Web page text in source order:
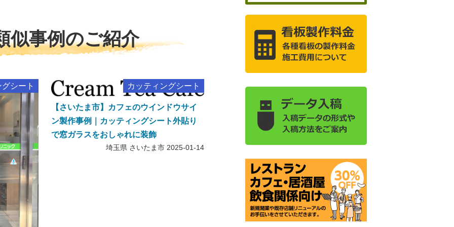
似事例のご紹介
シート カッティングシート
【さいたま市】カフェのウインドウサイ
ン製作事例｜カッティングシート外貼り
で窓ガラスをおしゃれに装飾
埼玉県 さいたま市 2025-01-14